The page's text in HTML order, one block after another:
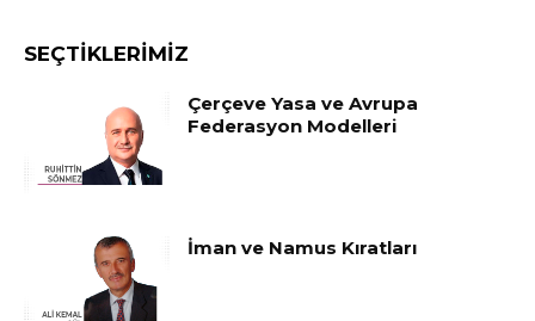
SEÇTIKLERIMIZ
Çerçeve Yasa ve Avrupa
Federasyon Modelleri
İman ve Namus Kıratları